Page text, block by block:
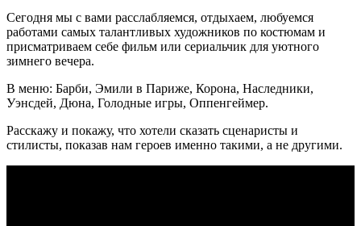
Сегодня мы с вами расслабляемся, отдыхаем, любуемся
работами самых талантливых художников по костюмам и
присматриваем себе фильм или сериальчик для уютного
зимнего вечера.
В меню: Барби, Эмили в Париже, Корона, Наследники,
Уэнсдей, Дюна, Голодные игры, Оппенгеймер.
Расскажу и покажу, что хотели сказать сценаристы и
стилисты, показав нам героев именно такими, а не другими.